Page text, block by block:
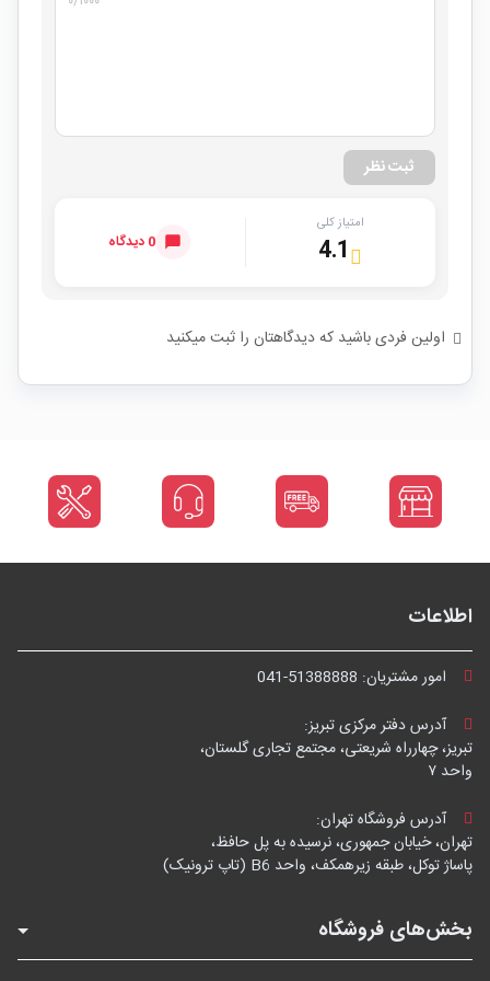
ثبت نظر
امتیاز کلی
4.1 0 دیدگاه
اولین فردی باشید که دیدگاهتان را ثبت میکنید
اطلاعات
امور مشتریان: 041-51388888
آدرس دفتر مرکزی تبریز:
تبریز، چهارراه شریعتی، مجتمع تجاری گلستان،
واحد ۷
آدرس فروشگاه تهران:
تهران، خیابان جمهوری، نرسیده به پل حافظ،
پاساژ توکل، طبقه زیرهمکف، واحد B6 (تاپ ترونیک)
بخش‌های فروشگاه